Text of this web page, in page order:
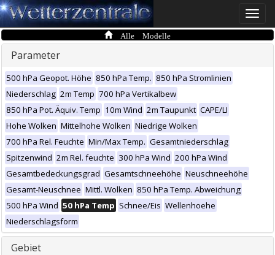
Toggle
Alle Modelle
Parameter
500 hPa Geopot. Höhe 850 hPa Temp. 850 hPa Stromlinien
Niederschlag 2m Temp 700 hPa Vertikalbew
850 hPa Pot. Äquiv. Temp 10m Wind 2m Taupunkt CAPE/LI
Hohe Wolken Mittelhohe Wolken Niedrige Wolken
700 hPa Rel. Feuchte Min/Max Temp. Gesamtniederschlag
Spitzenwind 2m Rel. feuchte 300 hPa Wind 200 hPa Wind
Gesamtbedeckungsgrad Gesamtschneehöhe Neuschneehöhe
Gesamt-Neuschnee Mittl. Wolken 850 hPa Temp. Abweichung
500 hPa Wind 50 hPa Temp Schnee/Eis Wellenhoehe
Niederschlagsform
Gebiet